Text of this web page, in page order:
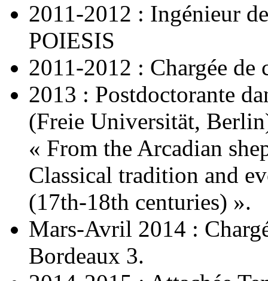
2011-2012 : Ingénieur
POIESIS
2011-2012 : Chargée de
2013 : Postdoctorante
(Freie Universität,
« From the Arcadian
Classical tradition and
(17th-18th centuries) ».
Mars-Avril 2014 :
Bordeaux 3.